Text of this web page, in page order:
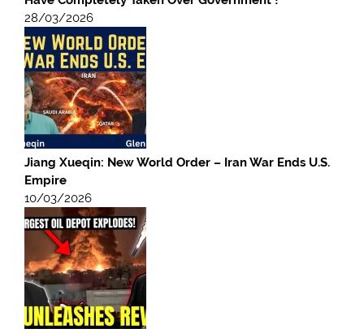
28/03/2026
Jiang Xueqin: New World Order – Iran War Ends U.S.
Empire
10/03/2026